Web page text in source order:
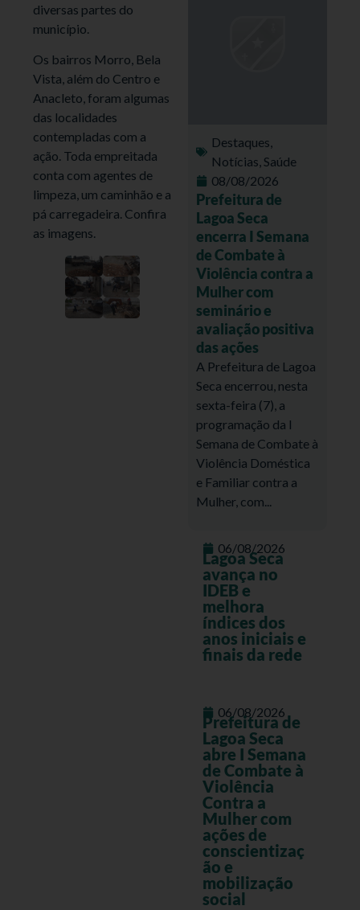
diversas partes do
município.
Os bairros Morro, Bela
Vista, além do Centro e
Anacleto, foram algumas
das localidades
contempladas com a
ação. Toda empreitada
conta com agentes de
limpeza, um caminhão e a
pá carregadeira. Confira
as imagens.
Destaques,
Notícias,Saúde
08/08/2026
Prefeitura de
Lagoa Seca
encerra I Semana
de Combate à
Violência contra a
Mulher com
seminário e
avaliação positiva
das ações
A Prefeitura de Lagoa
Seca encerrou, nesta
sexta-feira (7), a
programação da I
Semana de Combate à
Violência Doméstica
e Familiar contra a
Mulher, com...
06/08/2026
Lagoa Seca
avança no
IDEB e
melhora
índices dos
anos iniciais e
finais da rede
06/08/2026
Prefeitura de
Lagoa Seca
abre I Semana
de Combate à
Violência
Contra a
Mulher com
ações de
conscientizaç
ão e
mobilização
social